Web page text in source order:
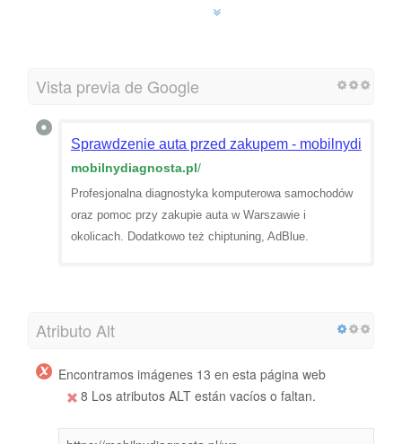
Vista previa de Google
Sprawdzenie auta przed zakupem -
mobilnydiagnosta.pl/
Profesjonalna diagnostyka komputerowa samochodów
oraz pomoc przy zakupie auta w Warszawie i
okolicach. Dodatkowo też chiptuning, AdBlue.
Atributo Alt
Encontramos imágenes 13 en esta página web
8 Los atributos ALT están vacíos o faltan.